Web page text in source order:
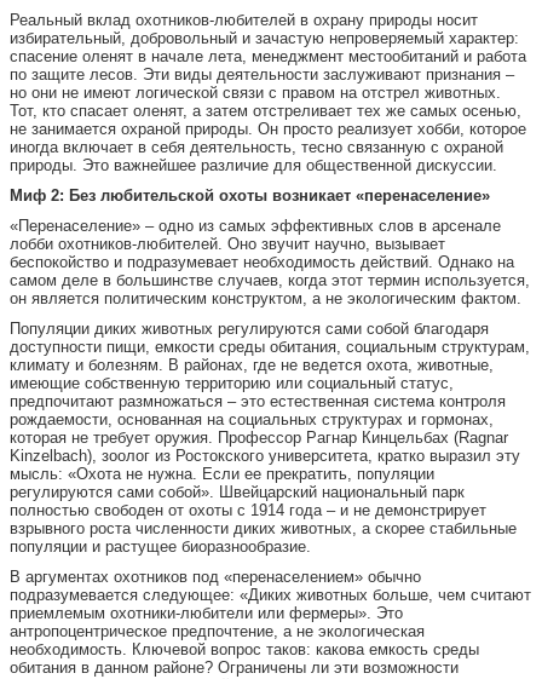
Реальный вклад охотников-любителей в охрану природы носит
избирательный, добровольный и зачастую непроверяемый характер:
спасение оленят в начале лета, менеджмент местообитаний и работа
по защите лесов. Эти виды деятельности заслуживают признания –
но они не имеют логической связи с правом на отстрел животных.
Тот, кто спасает оленят, а затем отстреливает тех же самых осенью,
не занимается охраной природы. Он просто реализует хобби, которое
иногда включает в себя деятельность, тесно связанную с охраной
природы. Это важнейшее различие для общественной дискуссии.
Миф 2: Без любительской охоты возникает «перенаселение»
«Перенаселение» – одно из самых эффективных слов в арсенале
лобби охотников-любителей. Оно звучит научно, вызывает
беспокойство и подразумевает необходимость действий. Однако на
самом деле в большинстве случаев, когда этот термин используется,
он является политическим конструктом, а не экологическим фактом.
Популяции диких животных регулируются сами собой благодаря
доступности пищи, емкости среды обитания, социальным структурам,
климату и болезням. В районах, где не ведется охота, животные,
имеющие собственную территорию или социальный статус,
предпочитают размножаться – это естественная система контроля
рождаемости, основанная на социальных структурах и гормонах,
которая не требует оружия. Профессор Рагнар Кинцельбах (Ragnar
Kinzelbach), зоолог из Ростокского университета, кратко выразил эту
мысль: «Охота не нужна. Если ее прекратить, популяции
регулируются сами собой». Швейцарский национальный парк
полностью свободен от охоты с 1914 года – и не демонстрирует
взрывного роста численности диких животных, а скорее стабильные
популяции и растущее биоразнообразие.
В аргументах охотников под «перенаселением» обычно
подразумевается следующее: «Диких животных больше, чем считают
приемлемым охотники-любители или фермеры». Это
антропоцентрическое предпочтение, а не экологическая
необходимость. Ключевой вопрос таков: какова емкость среды
обитания в данном районе? Ограничены ли эти возможности